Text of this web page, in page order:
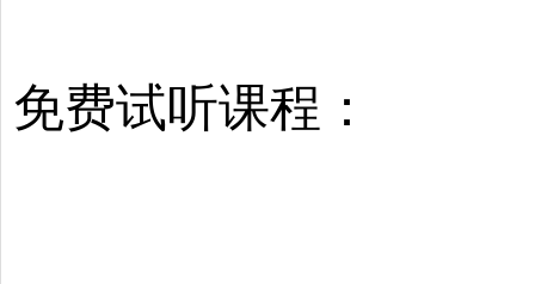
免费试听课程：